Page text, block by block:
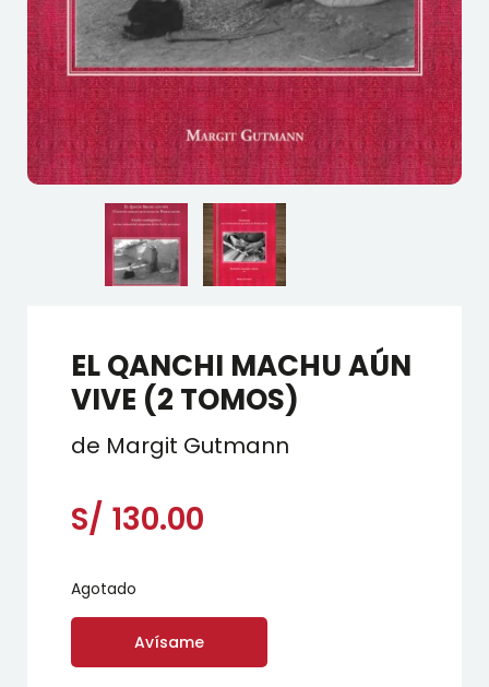
EL QANCHI MACHU AÚN
VIVE (2 TOMOS)
de Margit Gutmann
S/ 130.00
Agotado
Avísame